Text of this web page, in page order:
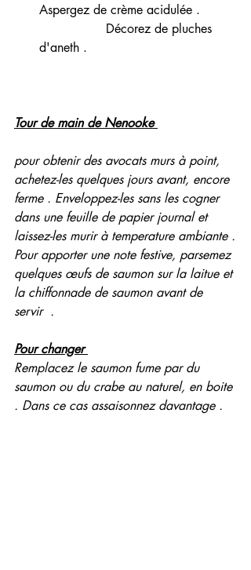
Aspergez de crème acidulée .
                 Décorez de pluches
d'aneth .
Tour de main de Nenooke
pour obtenir des avocats murs à point,
achetez-les quelques jours avant, encore
ferme . Enveloppez-les sans les cogner
dans une feuille de papier journal et
laissez-les murir à temperature ambiante .
Pour apporter une note festive, parsemez
quelques œufs de saumon sur la laitue et
la chiffonnade de saumon avant de
servir  .
Pour changer
Remplacez le saumon fume par du
saumon ou du crabe au naturel, en boite
. Dans ce cas assaisonnez davantage .